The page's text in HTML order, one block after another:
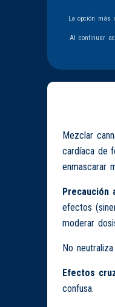
La opción más
Al continuar
Mezclar
cardíaca de
enmascarar
Precaución
efectos
moderar
No
Efectos
confusa.